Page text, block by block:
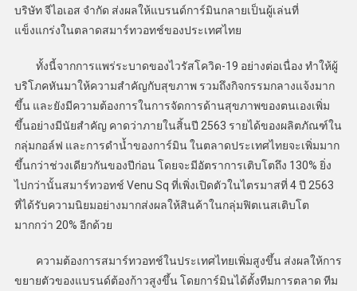
บริษัท จีไอเอส จำกัด ส่งผลให้แบรนด์การ์มินกลายเป็นผู้เล่นที่
แข็งแกร่งในตลาดสมาร์ทวอทช์ของประเทศไทย
ทั้งนี้จากการแพร่ระบาดของไวรัสโควิด-19 อย่างต่อเนื่อง ทำให้ผู้
บริโภคหันมาให้ความสำคัญกับสุขภาพ รวมถึงกิจกรรมกลางแจ้งมาก
ขึ้น และยังมีความต้องการในการจัดการด้านสุขภาพของตนเองเพิ่ม
ขึ้นอย่างมีนัยสำคัญ คาดว่าภายในสิ้นปี 2563 รายได้ของผลิตภัณฑ์ใน
กลุ่มกอล์ฟ และการดำน้ำของการ์มิน ในตลาดประเทศไทยจะเพิ่มมาก
ขึ้นกว่าช่วงเดียวกันของปีก่อน โดยจะมีอัตราการเติบโตถึง 130% ยิ่ง
ไปกว่านั้นสมาร์ทวอทช์ Venu Sq ที่เพิ่งเปิดตัวในไตรมาสที่ 4 ปี 2563
ที่ได้รับความนิยมอย่างมากส่งผลให้สินค้าในกลุ่มฟิตเนสเติบโต
มากกว่า 20% อีกด้วย
ความต้องการสมาร์ทวอทช์ในประเทศไทยเพิ่มสูงขึ้น ส่งผลให้การ
ขยายตัวของแบรนด์ต้องก้าวสูงขึ้น โดยการ์มินได้ตั้งทีมการตลาด ทีม